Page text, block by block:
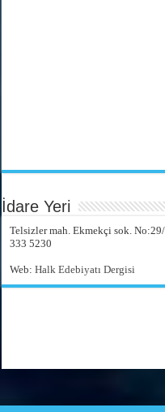
İdare Yeri
Telsizler mah. Ekmekçi sok.
333 5230
Web:Halk Edebiyatı Dergisi